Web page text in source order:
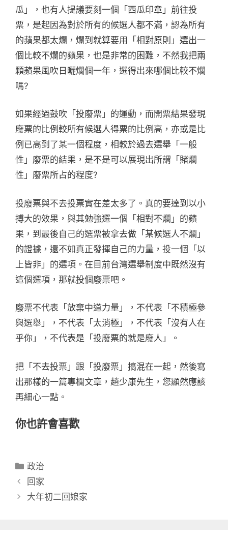
瓜」，也有人提議要刻一個「西瓜印章」前往投
票，是起因為對於所有的候選人都不滿，認為所有
的蘋果都太爛，爛到就算要用「相對原則」選出一
個比較不爛的蘋果，也是非常的困難，不然我把兩
顆蘋果風吹日曬爛個一年，選得出來哪個比較不爛
嗎?
如果經過鼓吹「投廢票」的運動，而開票結果發現
廢票的比例較所有候選人得票的比例高，亦或是比
例已高到了某一個程度，相較於過去選舉「一般
性」廢票的結果，是不是可以展現出所謂「賭爛
性」廢票所占的程度?
投廢票與不去投票實在差太多了。真的要達到以小
搏大的效果，與其勉強選一個「相對不爛」的蘋
果，到最後自己的選票被拿去做「某候選人不爛」
的證據，還不如真正發揮自己的力量，投一個「以
上皆非」的選項。在目前台灣選舉制度中既然沒有
這個選項，那就投個廢票吧。
廢票不代表「放棄中道力量」，不代表「不積極參
與選舉」，不代表「太消極」，不代表「沒有人在
乎你」，不代表是「投廢票的就是廢人」。
把「不去投票」跟「投廢票」搞混在一起，然後寫
出那樣的一篇專欄文章，趙少康先生，您顯然應該
再細心一點。
你也許會喜歡
分
類
政治
回家
大年初二回娘家